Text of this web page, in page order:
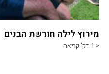
מירוץ לילה חורשת הבנים
< 1 דק' קריאה